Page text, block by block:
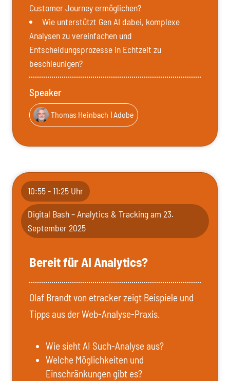
Customer Journey ermöglichen?
Wie unterstützt Gen AI dabei, komplexe
Analysen zu vereinfachen und
Entscheidungsprozesse in Echtzeit zu
beschleunigen?
Speaker
Thomas Heinbach | Adobe
10:55 - 11:25 Uhr
Digital Bash – Analytics & Tracking am 23.
September 2025
Bereit für AI Analytics?
Olaf Brandt von etracker zeigt Beispiele und
Tipps aus der Web-Analyse-Praxis.
Wie sieht AI Such-Analyse aus?
Welche Möglichkeiten und
Einschränkungen gibt es?